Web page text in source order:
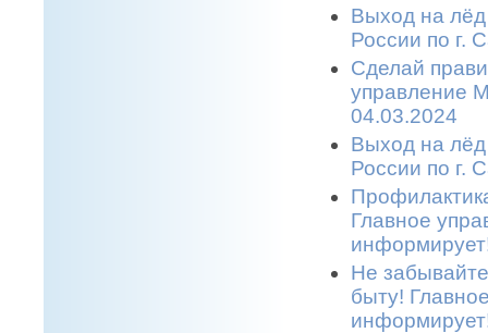
Выход на
России по г.
Сделай
управление
04.03.2024
Выход на
России по г.
Главное
Не
быту!